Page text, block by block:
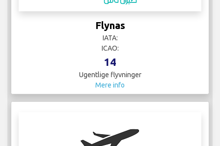
Flynas
IATA:
ICAO:
14
Ugentlige flyvninger
Mere info